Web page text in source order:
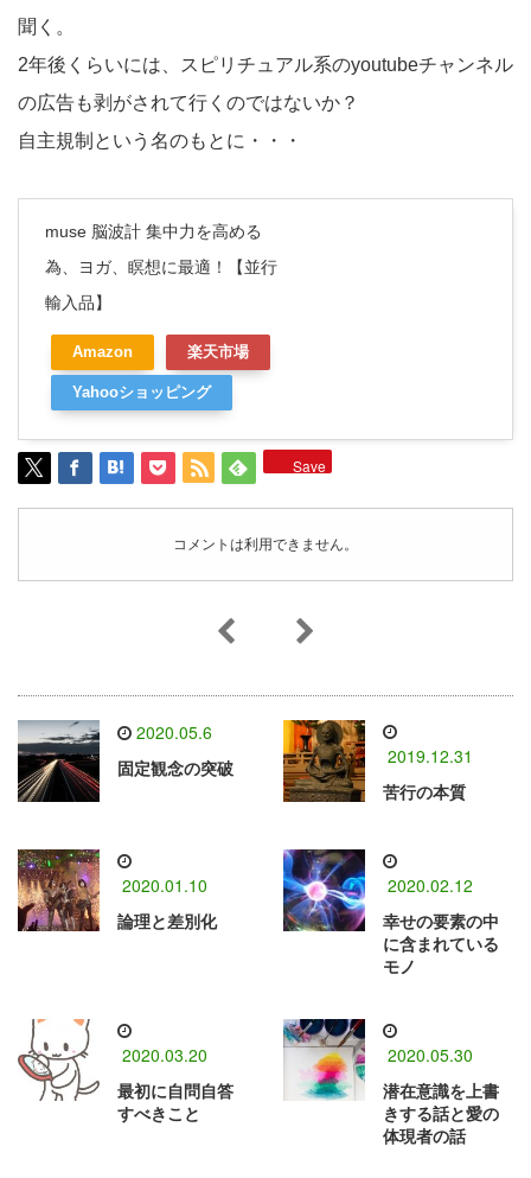
聞く。
2年後くらいには、スピリチュアル系のyoutubeチャンネル
の広告も剥がされて行くのではないか？
自主規制という名のもとに・・・
muse 脳波計 集中力を高める
為、ヨガ、瞑想に最適！【並行
輸入品】
Amazon 楽天市場
Yahooショッピング
Save
コメントは利用できません。
2020.05.6
固定観念の突破
2019.12.31
苦行の本質
2020.01.10
論理と差別化
2020.02.12
幸せの要素の中
に含まれている
モノ
2020.03.20
最初に自問自答
すべきこと
2020.05.30
潜在意識を上書
きする話と愛の
体現者の話